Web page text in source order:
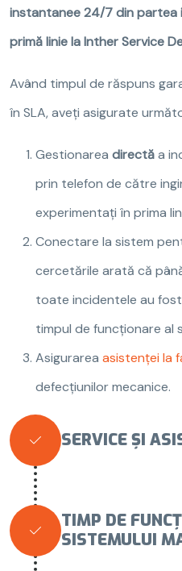
instantanee 24/7 din partea
primă linie la Inther Service
Având timpul de răspuns
în SLA, aveți asigurate
Gestionarea directăa
prin telefon de către
experimentați în prima
Conectare la sistem
cercetările arată că
toate incidentele au
timpul de funcționare al
Asigurarea asistenței la
defecțiunilor mecanice.
 SERVICE ȘI

TIMP DE
SISTEMULUI